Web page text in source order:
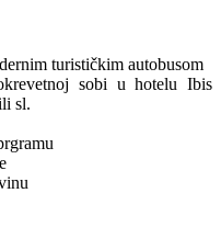
turističkim autobusom
sobi u hotelu Ibis
sl.